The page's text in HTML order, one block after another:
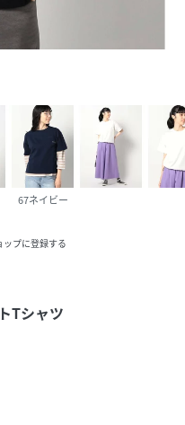
67ネイビー
ップに登録する
Tシャツ